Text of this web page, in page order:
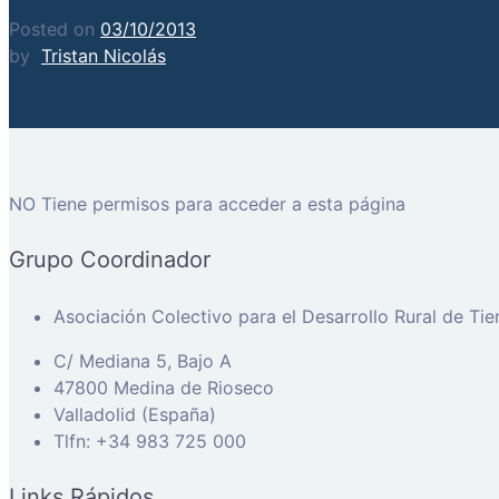
Posted on 03/10/2013
by Tristan Nicolás
NO Tiene permisos para acceder a esta página
Grupo Coordinador
Asociación Colectivo para el Desarrollo Rural de
C/ Mediana 5, Bajo A
47800 Medina de Rioseco
Valladolid (España)
Tlfn: +34 983 725 000